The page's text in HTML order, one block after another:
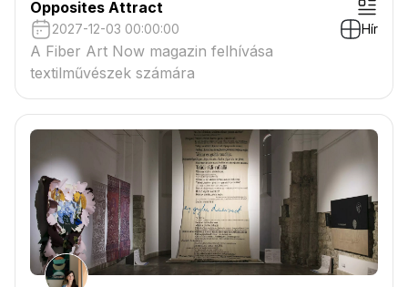
Opposites Attract
2027-12-03 00:00:00 Hír
A Fiber Art Now magazin felhívása
textilművészek számára